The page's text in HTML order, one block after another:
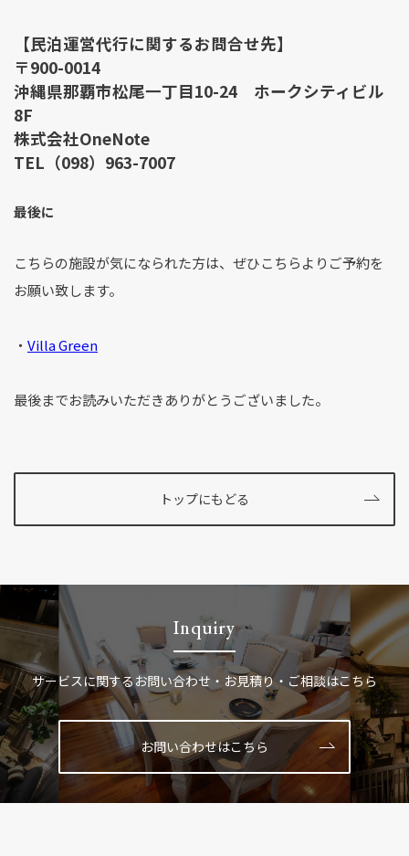
【民泊運営代行に関するお問合せ先】
〒900-0014
沖縄県那覇市松尾一丁目10-24 ホークシティビル
8F
株式会社OneNote
TEL（098）963-7007
最後に
こちらの施設が気になられた方は、ぜひこちらよりご予約を
お願い致します。
・ Villa Green
最後までお読みいただきありがとうございました。
トップにもどる
Inquiry
サービスに関するお問い合わせ・お見積り・ご相談はこちら
お問い合わせはこちら